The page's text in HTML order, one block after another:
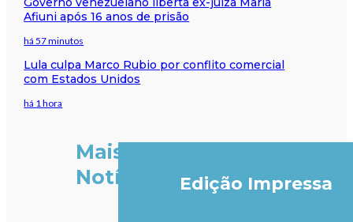
Afiuni após 16 anos de prisão
há 57 minutos
Lula culpa Marco Rubio por conflito comercial
com Estados Unidos
há 1 hora
Mais
Notícias
Edição Impressa